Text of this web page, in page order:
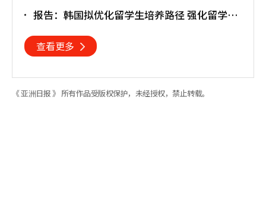
报告：韩国拟优化留学生培养路径 强化留学就
查看更多
《 亚洲日报 》 所有作品受版权保护，未经授权，禁止转载。